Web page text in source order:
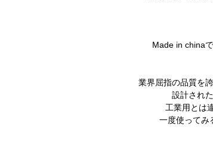
Made in china
業界屈指の品質を
設計され
工業用とは
一度使ってみ